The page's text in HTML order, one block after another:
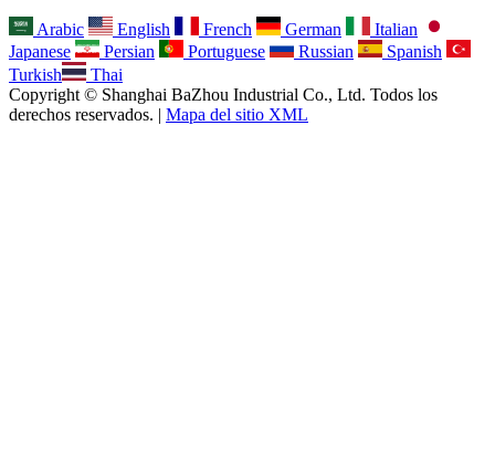
Arabic English French German
Italian
Japanese
Persian Portuguese Russian
Spanish
Turkish
Thai
Copyright © Shanghai BaZhou Industrial Co., Ltd. Todos los
derechos reservados. | Mapa del sitio XML